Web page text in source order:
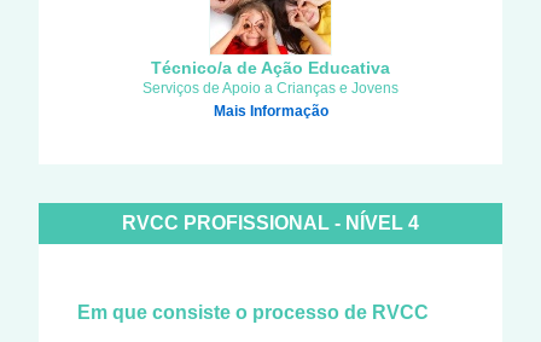
Técnico/a de Ação Educativa
Serviços de Apoio a Crianças e Jovens
Mais Informação
RVCC PROFISSIONAL - NÍVEL 4
Em que consiste o processo de RVCC